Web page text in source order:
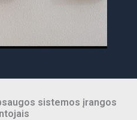
sistemos įrangos